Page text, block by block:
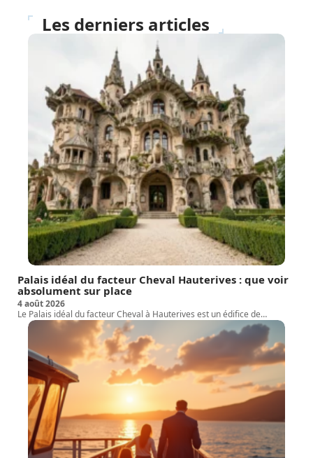
Les derniers articles
Palais idéal du facteur Cheval Hauterives : que voir
absolument sur place
4 août 2026
Le Palais idéal du facteur Cheval à Hauterives est un édifice de…